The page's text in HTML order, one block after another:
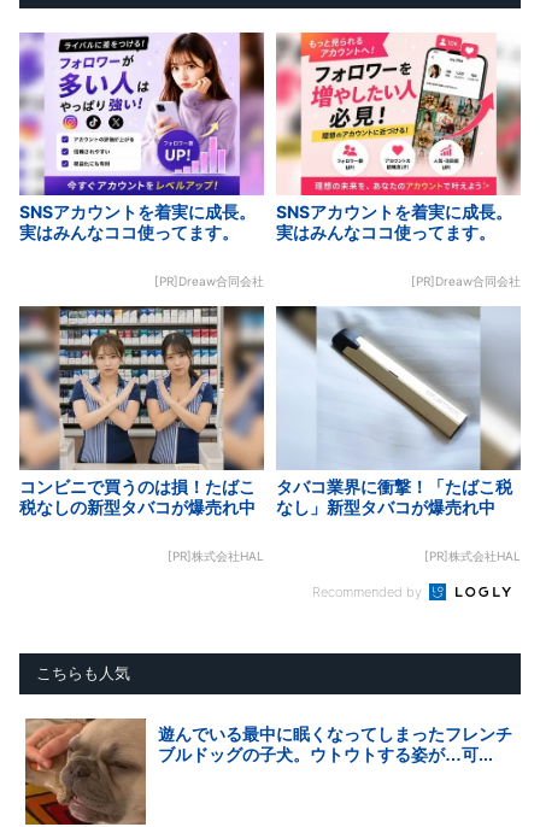
SNSアカウントを着実に成長。
実はみんなココ使ってます。
[PR]Dreaw合同会社
SNSアカウントを着実に成長。
実はみんなココ使ってます。
[PR]Dreaw合同会社
コンビニで買うのは損！たばこ
税なしの新型タバコが爆売れ中
[PR]株式会社HAL
タバコ業界に衝撃！「たばこ税
なし」新型タバコが爆売れ中
[PR]株式会社HAL
Recommended by
こちらも人気
遊んでいる最中に眠くなってしまったフレンチ
ブルドッグの子犬。ウトウトする姿が…可...